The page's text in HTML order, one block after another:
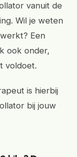
vanuit de
Wil je weten
werkt? Een
ook onder,
voldoet.
is hierbij
bij jouw